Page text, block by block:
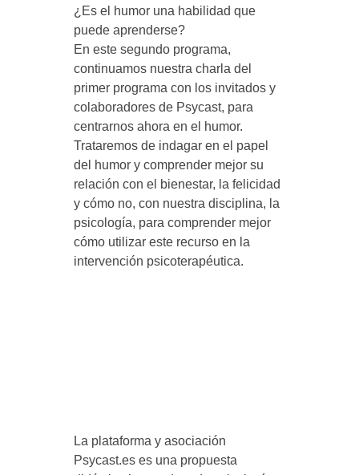
r
y
P
s
i
c
í
¿Es el humor una habilidad que
puede aprenderse?
En este segundo programa,
continuamos nuestra charla del
primer programa con los invitados y
colaboradores de Psycast, para
centrarnos ahora en el humor.
Trataremos de indagar en el papel
del humor y comprender mejor su
relación con el bienestar, la felicidad
y cómo no, con nuestra disciplina, la
psicología, para comprender mejor
cómo utilizar este recurso en la
intervención psicoterapéutica.
La plataforma y asociación
Psycast.es es una propuesta